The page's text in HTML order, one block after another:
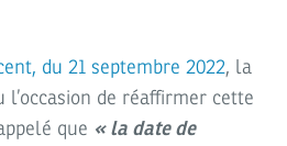
du 21 septembre 2022, la
l’occasion de réaffirmer cette
que « la date de